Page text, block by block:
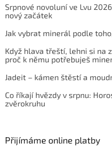
Srpnové novoluní ve Lvu
nový začátek
Jak vybrat minerál podle
Když hlava třeští, lehni si na
proč k němu potřebuješ
Jadeit – kámen štěstí a
Co říkají hvězdy v srpnu:
zvěrokruhu
Přijímáme online platby